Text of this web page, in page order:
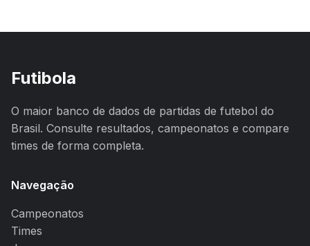
Futibola
O maior banco de dados de partidas de futebol do
Brasil. Consulte resultados, campeonatos e compare
times de forma completa.
Navegação
Campeonatos
Times